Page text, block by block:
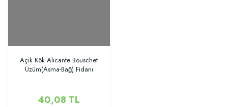
Açık Kök Alicante Bouschet
Üzüm(Asma-Bağ) Fidanı
40,08 TL